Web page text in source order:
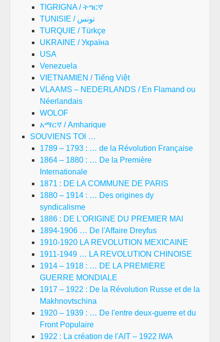
TIGRIGNA / ትግርኛ
TUNISIE / تونس
TURQUIE / Türkçe
UKRAINE / Україна
USA
Venezuela
VIETNAMIEN / Tiếng Việt
VLAAMS – NEDERLANDS / En Flamand ou
Néerlandais
WOLOF
አማርኛ / Amharique
SOUVIENS TOI …
1789 – 1793 : … de la Révolution Française
1864 – 1880 : … De la Première
Internationale
1871 : DE LA COMMUNE DE PARIS
1880 – 1914 : … Des origines dy
syndicalisme
1886 : DE L'ORIGINE DU PREMIER MAI
1894-1906 … De l'Affaire Dreyfus
1910-1920 LA REVOLUTION MEXICAINE
1911-1949 … LA REVOLUTION CHINOISE
1914 – 1918 : … DE LA PREMIERE
GUERRE MONDIALE
1917 – 1922 : De la Révolution Russe et de la
Makhnovtschina
1920 – 1939 : … De l'entre deux-guerre et du
Front Populaire
1922 : La création de l'AIT – 1922 IWA